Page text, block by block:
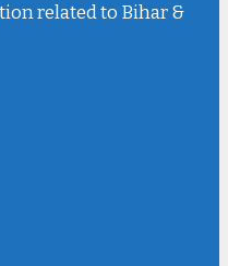
related to Bihar &